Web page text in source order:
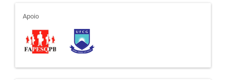
apoio
Apoio